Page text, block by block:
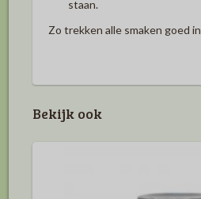
staan.
Zo trekken alle smaken goed in
Bekijk ook